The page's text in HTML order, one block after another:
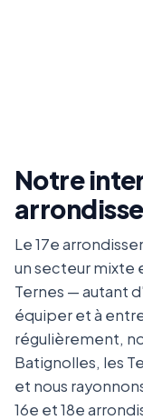
Notre
Le 17e
un secteur mixte
Ternes — autant
équiper et à
régulièrement,
Batignolles, les
et nous
16e et 18e